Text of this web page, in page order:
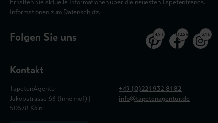
Erhalten Sie aktuelle Informationen über die neuesten Tapetentrends.
Informationen zum Datenschutz.
Folgen Sie uns 4,9 k 32,5 k 3,1 k
Kontakt
TapetenAgentur
Jakobstrasse 66 (Innenhof) |
50678 Köln
+49 (0)221 932 81 82
info@tapetenagentur.de